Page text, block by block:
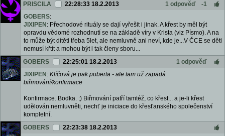
PRISCILA
22:28:33 18.2.2013 1 odpověď
-1
GOBERS:
JIXIPEN : Přechodové rituály se dají vyřešit i jinak. A křest by měl být
opravdu vědomé rozhodnutí se na základě víry v Krista (viz Písmo). A na
to může být dítěti třeba 5let, ale nemluvně ani neví, kde je...V ČCE se děti
nemusí křtít a mohou být i tak členy sboru...
GOBERS
22:25:01 18.2.2013
1 odpověď
JIXIPEN : Klíčová je pak puberta - ale tam už zapadá
biřmování/konfirmace
Konfirmace. Bodka. ;) Biřmování patří tamtéž, co křest... a je-li křest
udělován nemluvněti, nechť je iniciace do křesťanského společenství
kompletní.
GOBERS
22:23:38 18.2.2013